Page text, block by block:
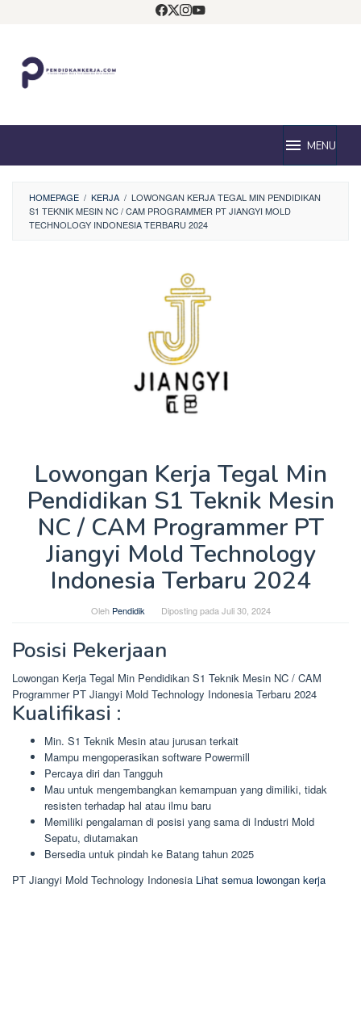
MENU
HOMEPAGE / KERJA / LOWONGAN KERJA TEGAL MIN PENDIDIKAN
S1 TEKNIK MESIN NC / CAM PROGRAMMER PT JIANGYI MOLD
TECHNOLOGY INDONESIA TERBARU 2024
Lowongan Kerja Tegal Min
Pendidikan S1 Teknik Mesin
NC / CAM Programmer PT
Jiangyi Mold Technology
Indonesia Terbaru 2024
Oleh Pendidik Diposting pada Juli 30, 2024
Posisi Pekerjaan
Lowongan Kerja Tegal Min Pendidikan S1 Teknik Mesin NC / CAM
Programmer PT Jiangyi Mold Technology Indonesia Terbaru 2024
Kualifikasi :
Min. S1 Teknik Mesin atau jurusan terkait
Mampu mengoperasikan software Powermill
Percaya diri dan Tangguh
Mau untuk mengembangkan kemampuan yang dimiliki, tidak
resisten terhadap hal atau ilmu baru
Memiliki pengalaman di posisi yang sama di Industri Mold
Sepatu, diutamakan
Bersedia untuk pindah ke Batang tahun 2025
PT Jiangyi Mold Technology Indonesia Lihat semua lowongan kerja